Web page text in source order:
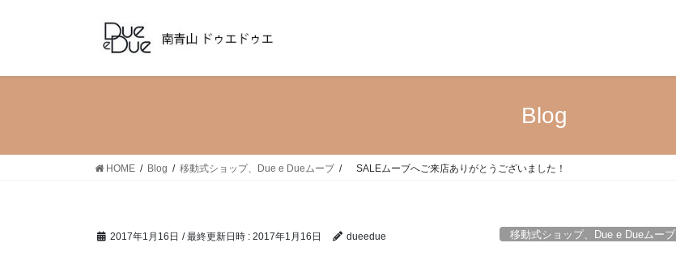
Blog
HOME Blog 移動式ショップ、Due e Dueムーブ SALEムーブへご来店ありがとうございました！
2017年1月16日 / 最終更新日時 : 2017年1月16日 dueedue 移動式ショップ、Due e Dueムーブ